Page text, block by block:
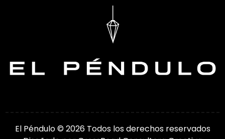
El Péndulo © 2026 Todos los derechos reservados